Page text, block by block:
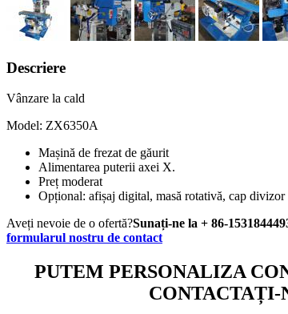
Descriere
Vânzare la cald
Model: ZX6350A
Mașină de frezat de găurit
Alimentarea puterii axei X.
Preț moderat
Opțional: afișaj digital, masă rotativă, cap divizor
Aveți nevoie de o ofertă?Sunați-ne la + 86-
formularul nostru de contact
PUTEM PERSONALIZA
CONTACTAȚI-